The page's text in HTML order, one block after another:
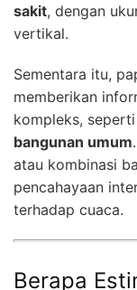
sakit, dengan
vertikal.
Sementara itu,
memberikan
kompleks, seperti
bangunan umum
atau kombinasi
pencahayaan
terhadap cuaca.
Berapa